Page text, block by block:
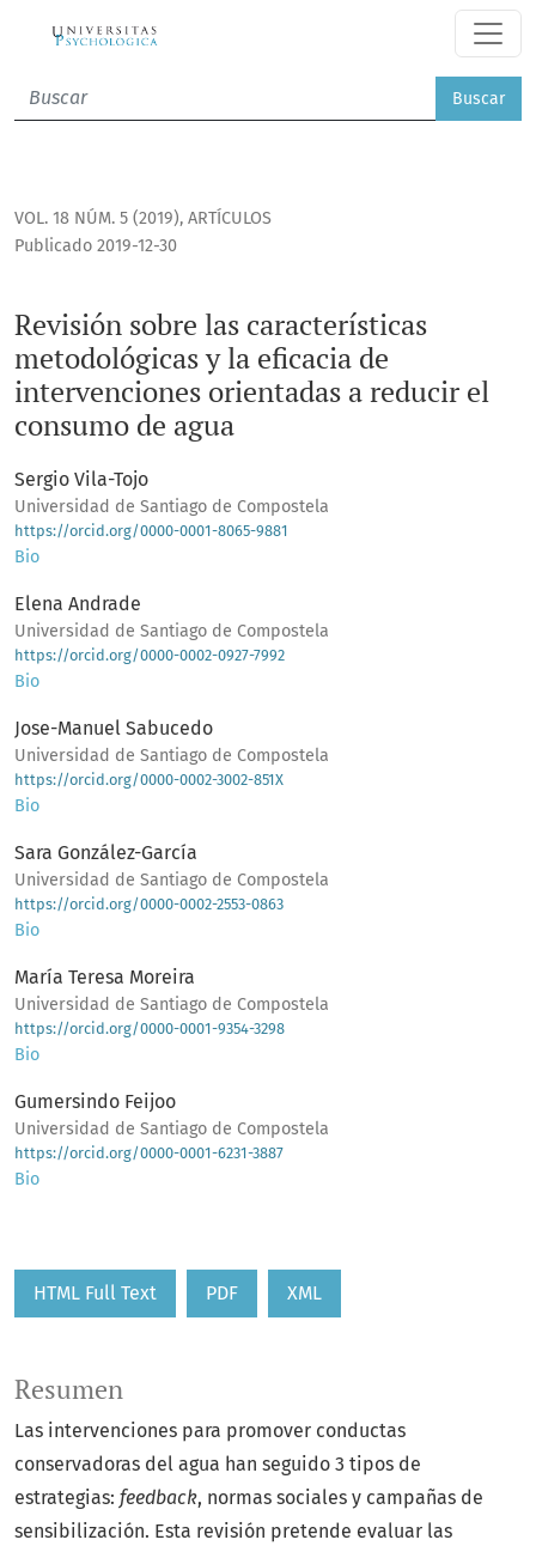
Revisión sobre las características metodológicas y la
Buscar
VOL. 18 NÚM. 5 (2019), ARTÍCULOS
Revisión sobre las características
metodológicas y la eficacia de
intervenciones orientadas a reducir el
consumo de agua
Publicado 2019-12-30
Sergio Vila-Tojo
Universidad de Santiago de Compostela
https://orcid.org/0000-0001-8065-9881
Bio
Elena Andrade
Universidad de Santiago de Compostela
https://orcid.org/0000-0002-0927-7992
Bio
Jose-Manuel Sabucedo
Universidad de Santiago de Compostela
https://orcid.org/0000-0002-3002-851X
Bio
Sara González-García
Universidad de Santiago de Compostela
https://orcid.org/0000-0002-2553-0863
Bio
María Teresa Moreira
Universidad de Santiago de Compostela
https://orcid.org/0000-0001-9354-3298
Bio
Gumersindo Feijoo
Universidad de Santiago de Compostela
https://orcid.org/0000-0001-6231-3887
Bio
HTML Full Text PDF XML
Resumen
Las intervenciones para promover conductas
conservadoras del agua han seguido 3 tipos de
estrategias: feedback, normas sociales y campañas de
sensibilización. Esta revisión pretende evaluar las